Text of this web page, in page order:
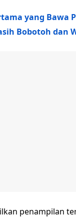
yang Bawa
Bobotoh dan
penampilan